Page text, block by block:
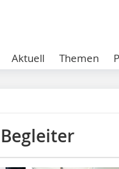
Aktuell Themen